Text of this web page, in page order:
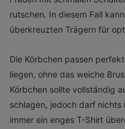
rutschen. In diesem Fall
überkreuzten Trägern für
Die Körbchen passen
liegen, ohne das weiche
Körbchen sollte vollständig
schlagen, jedoch darf nichts
immer ein enges T-Shirt